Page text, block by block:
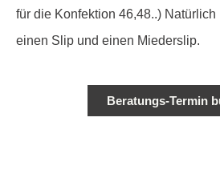
für die Konfektion 46,48..)
einen Slip und einen Miederslip.
Beratungs-Termin